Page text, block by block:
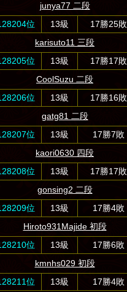
junya77 二段
位
13級
17勝25敗
karisuto11 三段
位
13級
17勝17敗
CoolSuzu 二段
位
13級
17勝16敗
gatg81 二段
位
13級
17勝7敗
kaori0630 四段
位
13級
17勝17敗
gonsing2 二段
位
13級
17勝4敗
Hiroto931Majide 初段
位
13級
17勝6敗
kmnhs029 初段
位
13級
17勝4敗